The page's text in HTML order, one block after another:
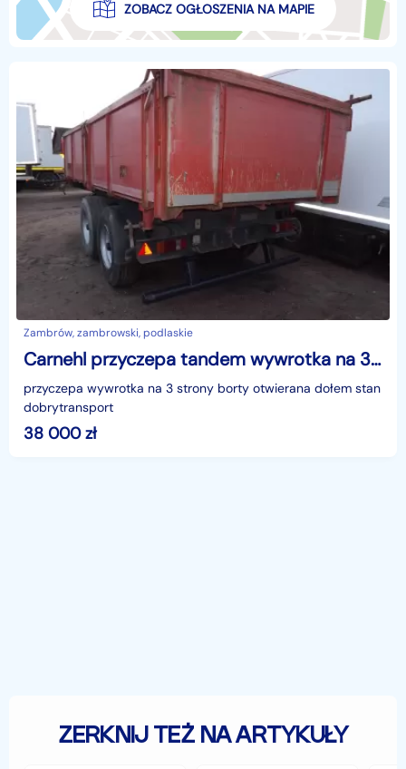
ZOBACZ OGŁOSZENIA NA MAPIE
Zambrów, zambrowski, podlaskie
Carnehl przyczepa tandem wywrotka na 3 strony
przyczepa wywrotka na 3 strony borty otwierana dołem stan
dobrytransport
38 000zł
ZERKNIJ TEŻ NA ARTYKUŁY